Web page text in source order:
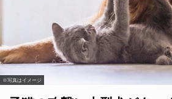
※写真はイメージ